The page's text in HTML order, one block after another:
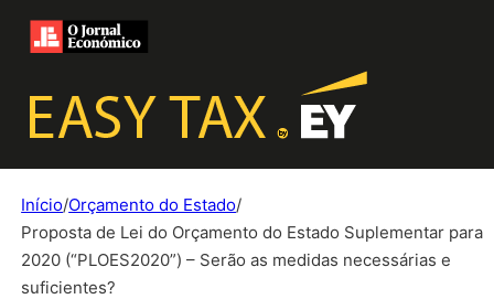
Início/Orçamento do Estado/
Proposta de Lei do Orçamento do Estado Suplementar para
2020 (“PLOES2020”) – Serão as medidas necessárias e
suficientes?